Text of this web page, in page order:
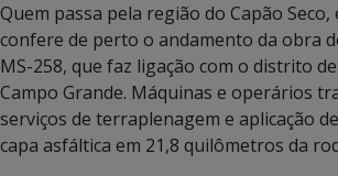
Quem passa pela região do Capão Seco,
confere de perto o andamento da obra
MS-258, que faz ligação com o distrito
Campo Grande. Máquinas e operários
serviços de terraplenagem e aplicação
capa asfáltica em 21,8 quilômetros da